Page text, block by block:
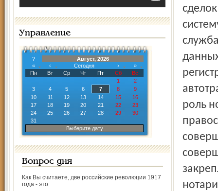
Управление
?
Август, 2026
«
‹ Сегодня ›
»
Пн
Вт Ср Чт Пт Сб
Вс
1
2
3
4 5 6 7 8
9
10
11 12 13 14 15
16
17
18 19 20 21 22
23
24
25 26 27 28 29
30
31
Выберите дату
Вопрос дня
Как Вы считаете, две российские революции 1917
года - это
роль